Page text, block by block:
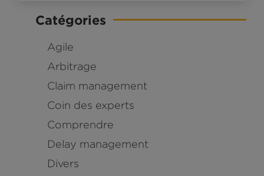
Catégories
Agile
Arbitrage
Claim management
Coin des experts
Comprendre
Delay management
Divers